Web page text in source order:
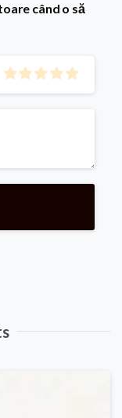
când o să